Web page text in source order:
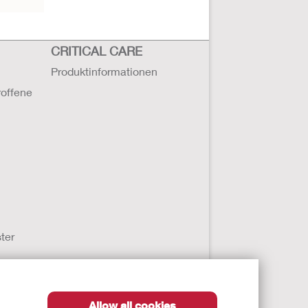
Allow all cookies
CRITICAL CARE
Produktinformationen